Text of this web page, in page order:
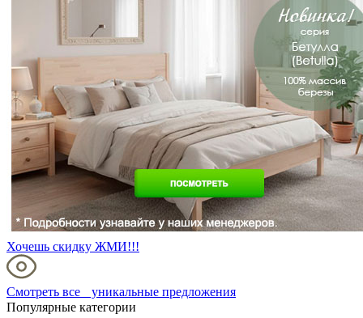
Хочешь скидку ЖМИ!!!
Смотреть все уникальные предложения
Популярные категории